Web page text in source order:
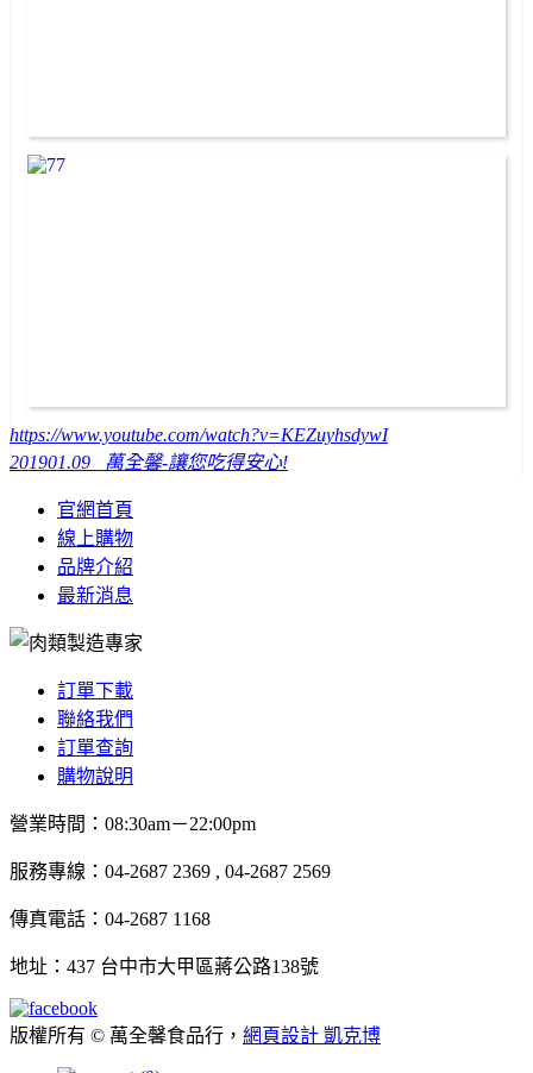
https://www.youtube.com/watch?v=KEZuyhsdywI
201901.09 萬全馨-讓您吃得安心!
官網首頁
線上購物
品牌介紹
最新消息
訂單下載
聯絡我們
訂單查詢
購物說明
營業時間：08:30am－22:00pm
服務專線：04-2687 2369 , 04-2687 2569
傳真電話：04-2687 1168
地址：437 台中市大甲區蔣公路138號
版權所有 © 萬全馨食品行， 網頁設計 凱克博